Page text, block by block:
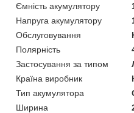
Ємність акумулятору
Напруга акумулятору
Обслуговування
Полярність
Застосування за типом
Країна виробник
Тип акумулятора
Ширина